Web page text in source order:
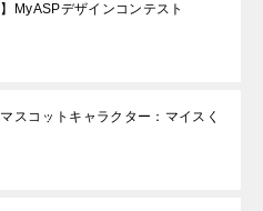
】MyASPデザインコンテスト
スコットキャラクター：マイスく